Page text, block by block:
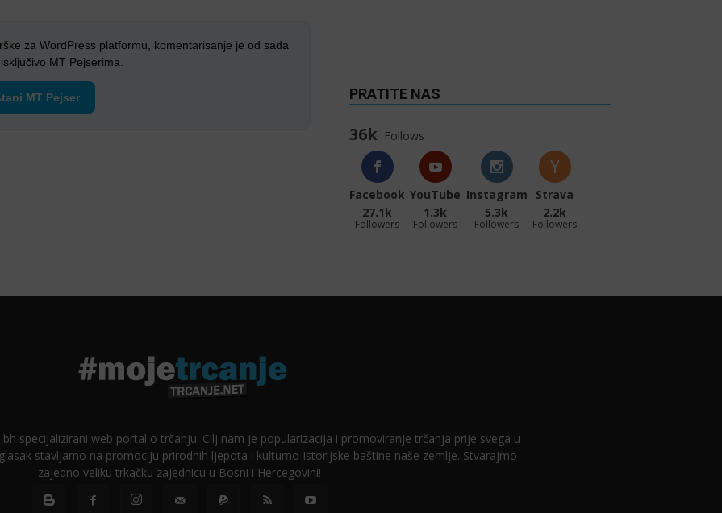
za WordPress platformu, komentarisanje je od sada
MT Pejserima.
MT Pejser PRATITE NAS
36k Follows
Facebook
27.1k
Followers
YouTube
1.3k
Followers
Instagram
5.3k
Followers
Strava
2.2k
Followers
specijalizirani web portal o trčanju. Cilj nam je popularizacija i promoviranje trčanja prije svega u
stavljamo na promociju prirodnih ljepota i kulturno-istorijske baštine naše zemlje. Stvarajmo
zajedno veliku trkačku zajednicu u Bosni i Hercegovini!